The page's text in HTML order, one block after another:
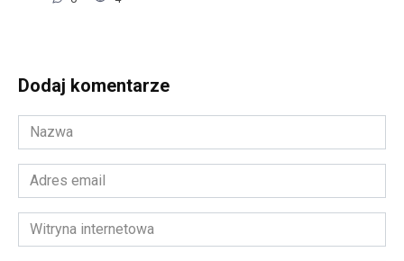
Dodaj komentarze
Nazwa
*
Adres
email
*Witryna
internetowa